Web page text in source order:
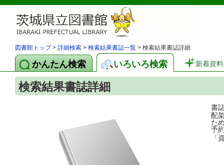
図書館トップ> 詳細検索 > 検索結果書誌一覧 > 検索結果書誌詳細
かんたん検索 いろいろ検索 新着資料
検索結果書誌詳細
書
配
た
予
「